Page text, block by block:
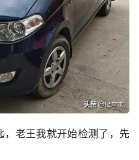
，老王我就开始检测了，先